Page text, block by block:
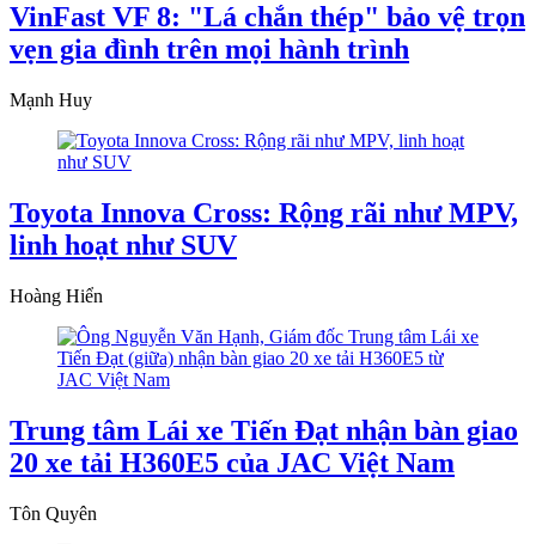
VinFast VF 8: "Lá chắn thép" bảo vệ trọn
vẹn gia đình trên mọi hành trình
Mạnh Huy
Toyota Innova Cross: Rộng rãi như MPV,
linh hoạt như SUV
Hoàng Hiển
Trung tâm Lái xe Tiến Đạt nhận bàn giao
20 xe tải H360E5 của JAC Việt Nam
Tôn Quyên